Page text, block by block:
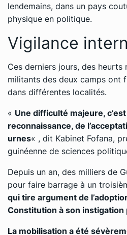
lendemains, dans un pays
physique en politique.
Vigilance
Ces derniers jours, des
militants des deux camps ont
dans différentes localités.
« Une difficulté majeure,
reconnaissance, de
urnes« , dit Kabinet Fofana,
guinéenne de sciences
Depuis un an, des milliers de
pour faire barrage à un
qui tire argument de
Constitution à son
La mobilisation a été